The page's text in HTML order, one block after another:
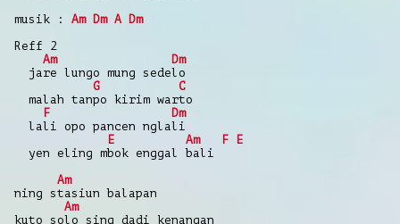
musik : Am Dm A Dm
Reff 2
Am
Dm
jare lungo mung sedelo
G
C
malah tanpo kirim warto
F
Dm
lali opo pancen nglali
E
Am F
E
yen eling mbok enggal bali
Am
ning stasiun balapan
Am
kuto solo sing dadi kenangan